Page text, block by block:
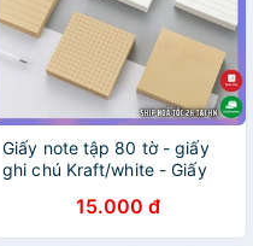
Giấy note tập 80 tờ - giấy
ghi chú Kraft/white - Giấy
15.000 đ